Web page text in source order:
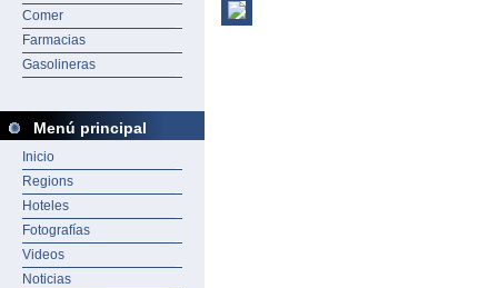
Comer
Farmacias
Gasolineras
Menú principal
Inicio
Regions
Hoteles
Fotografías
Videos
Noticias